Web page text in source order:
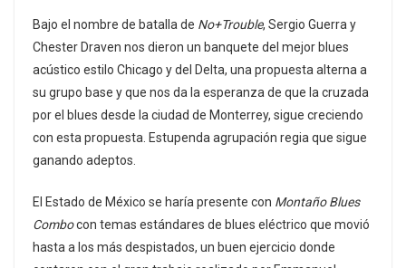
Bajo el nombre de batalla de No+Trouble, Sergio Guerra y
Chester Draven nos dieron un banquete del mejor blues
acústico estilo Chicago y del Delta, una propuesta alterna a
su grupo base y que nos da la esperanza de que la cruzada
por el blues desde la ciudad de Monterrey, sigue creciendo
con esta propuesta. Estupenda agrupación regia que sigue
ganando adeptos.
El Estado de México se haría presente con Montaño Blues
Combocon temas estándares de blues eléctrico que movió
hasta a los más despistados, un buen ejercicio donde